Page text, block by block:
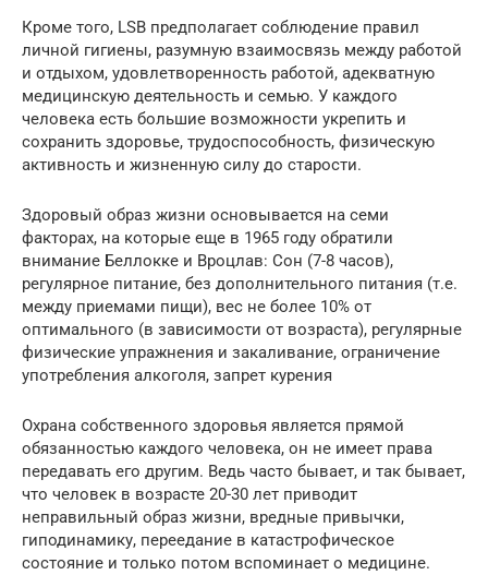
Кроме того, LSB предполагает соблюдение правил
личной гигиены, разумную взаимосвязь между работой
и отдыхом, удовлетворенность работой, адекватную
медицинскую деятельность и семью. У каждого
человека есть большие возможности укрепить и
сохранить здоровье, трудоспособность, физическую
активность и жизненную силу до старости.
Здоровый образ жизни основывается на семи
факторах, на которые еще в 1965 году обратили
внимание Беллокке и Вроцлав: Сон (7-8 часов),
регулярное питание, без дополнительного питания (т.е.
между приемами пищи), вес не более 10% от
оптимального (в зависимости от возраста), регулярные
физические упражнения и закаливание, ограничение
употребления алкоголя, запрет курения
Охрана собственного здоровья является прямой
обязанностью каждого человека, он не имеет права
передавать его другим. Ведь часто бывает, и так бывает,
что человек в возрасте 20-30 лет приводит
неправильный образ жизни, вредные привычки,
гиподинамику, переедание в катастрофическое
состояние и только потом вспоминает о медицине.